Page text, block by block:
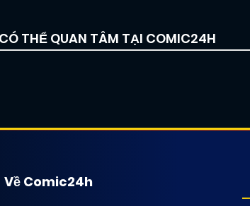
THỂ QUAN TÂM TẠI COMIC24H
Về Comic24h